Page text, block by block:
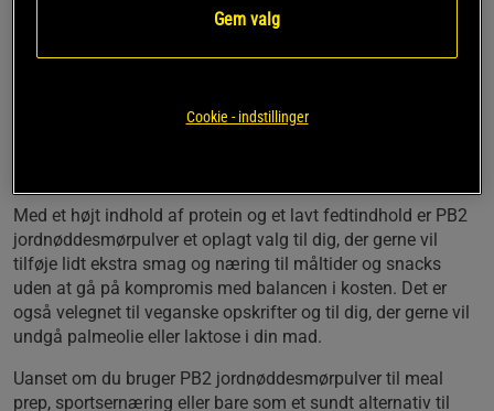
smoothies, proteinshakes og havregrød til bagning og
hjemmelavet is. Du kan også bruge det som topping på
kalorieindtaget nede. Den praktiske pulverform gør det let at
Med et højt indhold af protein og et lavt fedtindhold er PB2
jordnøddesmørpulver et oplagt valg til dig, der gerne vil
tilføje lidt ekstra smag og næring til måltider og snacks
uden at gå på kompromis med balancen i kosten. Det er
også velegnet til veganske opskrifter og til dig, der gerne vil
undgå palmeolie eller laktose i din mad.
Uanset om du bruger PB2 jordnøddesmørpulver til meal
prep, sportsernæring eller bare som et sundt alternativ til
Gem valg
Cookie - indstillinger